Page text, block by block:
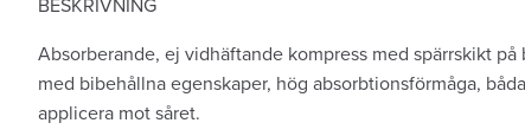
BESKRIVNING
Absorberande, ej vidhäftande kompress med spärrskikt på
med bibehållna egenskaper, hög absorbtionsförmåga,
applicera mot såret.